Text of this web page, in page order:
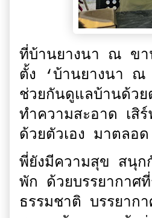
ที่บ้านยางนา ณ ขา
ตั้ง ‘บ้านยางนา ณ
ช่วยกันดูแลบ้านด้ว
ทำความสะอาด เสิ
ด้วยตัวเอง มาตลอ
พี่ยังมีความสุข สนุก
พัก ด้วยบรรยากาศ
ธรรมชาติ บรรยาก